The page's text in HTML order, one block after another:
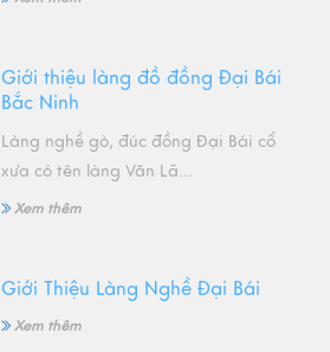
Giới thiệu làng đồ đồng Đại Bái
Bắc Ninh
Làng nghề gò, đúc đồng Đại Bái cổ
xưa có tên làng Văn Lã...
Xem thêm
Giới Thiệu Làng Nghề Đại Bái
Xem thêm